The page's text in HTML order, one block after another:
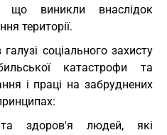
що виникли внаслідок
території.
соціального захисту
катастрофи та
і праці на забруднених
та здоров'я людей, які